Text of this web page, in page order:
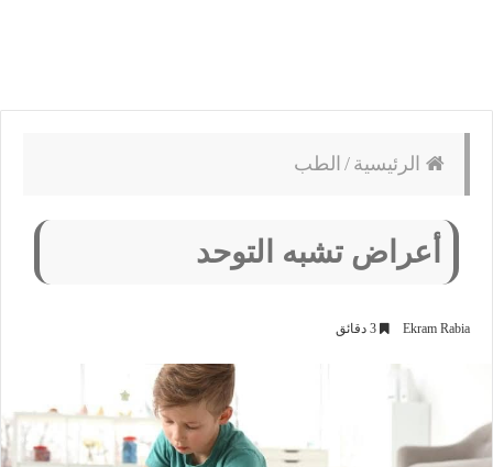
الرئيسية / الطب
أعراض تشبه التوحد
Ekram Rabia